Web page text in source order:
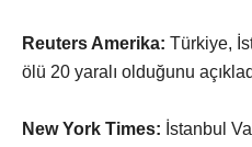
Reuters Amerika: Türkiye,
ölü 20 yaralı olduğunu
New York Times: İstanbul